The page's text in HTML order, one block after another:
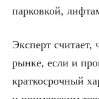
парковкой,
Эксперт
рынке, если и
краткосрочный